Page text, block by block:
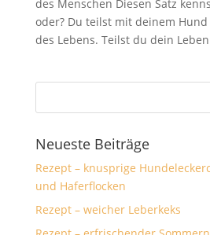
des Menschen Diesen Satz
oder? Du teilst mit deinem Hund
des Lebens. Teilst du dein
Neueste Beiträge
Rezept – knusprige
und Haferflocken
Rezept – weicher Leberkeks